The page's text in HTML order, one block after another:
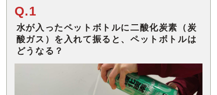
Q.1
水が入ったペットボトルに二酸化炭素（炭
酸ガス）を入れて振ると、ペットボトルは
どうなる？